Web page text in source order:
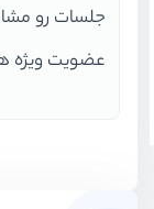
جلسات رو
عضویت ویژه